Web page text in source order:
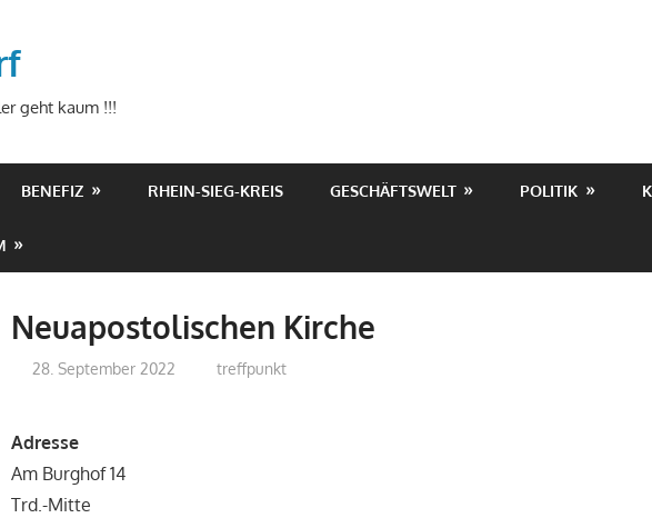
geht kaum !!!
BENEFIZ RHEIN-SIEG-KREIS GESCHÄFTSWELT POLITIK
Neuapostolischen Kirche
28. September 2022 treffpunkt
Adresse
Am Burghof 14
Trd.-Mitte